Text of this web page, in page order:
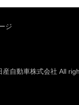
ジ
自動車株式会社 All